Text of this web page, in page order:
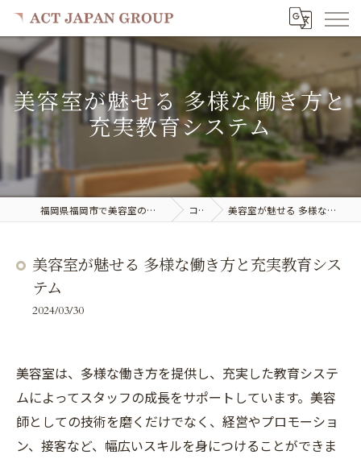
美容室が魅せる 多様な働き方と
充実教育システム
福岡県福岡市で美容室の求人ならACT JAPAN GROUP コラム 美容室が魅せる 多様な働き方と充実教育システム
美容室が魅せる 多様な働き方と充実教育シス
テム
2024/03/30
美容室は、多様な働き方を提供し、充実した教育システ
ムによってスタッフの成長をサポートしています。美容
師としての技術を磨くだけでなく、経営やプロモーショ
ン、接客など、幅広いスキルを身につけることができま